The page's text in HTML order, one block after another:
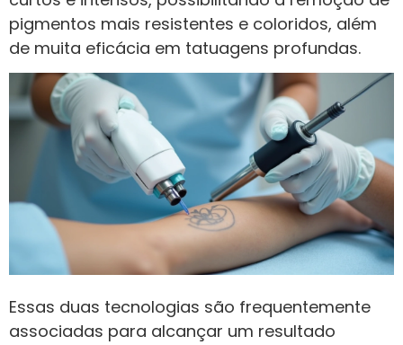
pigmentos mais resistentes e coloridos, além
de muita eficácia em tatuagens profundas.
Essas duas tecnologias são frequentemente
associadas para alcançar um resultado